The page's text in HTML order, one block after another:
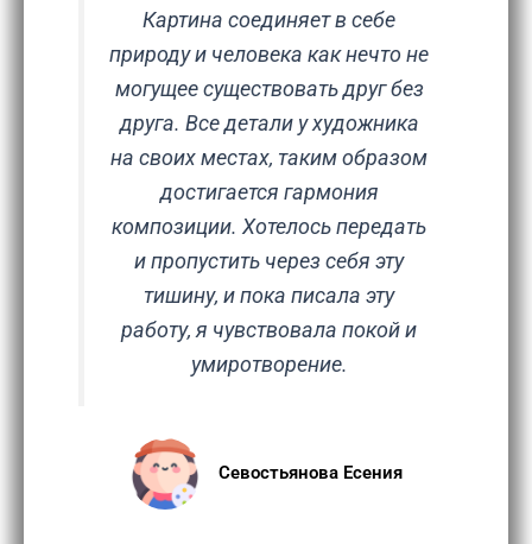
Картина соединяет в себе
природу и человека как нечто не
могущее существовать друг без
друга. Все детали у художника
на своих местах, таким образом
достигается гармония
композиции. Хотелось передать
и пропустить через себя эту
тишину, и пока писала эту
работу, я чувствовала покой и
умиротворение.
Севостьянова Есения